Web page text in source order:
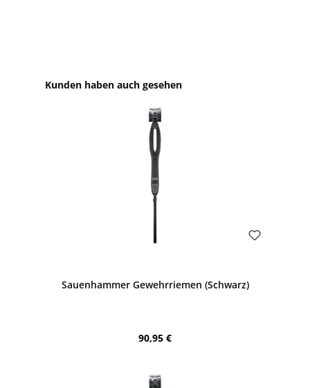
Produktgalerie überspringen
Kunden haben auch gesehen
Sauenhammer Gewehrriemen (Schwarz)
Regulärer Preis:
90,95 €